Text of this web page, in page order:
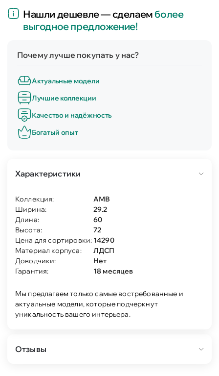
Нашли дешевле — сделаемболее
выгодное предложение!
Почему лучше покупать у нас?
Актуальные модели
Лучшие коллекции
Качество и надёжность
Богатый опыт
Характеристики
Коллекция:
АМВ
Ширина:
29.2
Длина:
60
Высота:
72
Цена для сортировки: 14290
Материал корпуса:
ЛДСП
Доводчики:
Нет
Гарантия:
18 месяцев
Мы предлагаем только самые востребованные и
актуальные модели, которые подчеркнут
уникальность вашего интерьера.
Отзывы